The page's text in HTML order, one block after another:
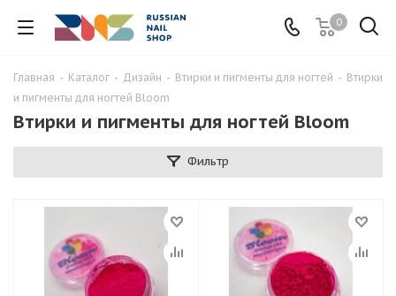
0
Главная - Каталог - Дизайн - Втирки и пигменты для ногтей - Втирки
и пигменты для ногтей Bloom
Втирки и пигменты для ногтей Bloom
Фильтр